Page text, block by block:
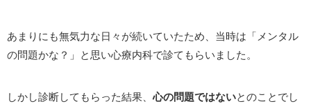
あまりにも無気力な日々が続いていたため、当時は「メンタル
の問題かな？」と思い心療内科で診てもらいました。
しかし診断してもらった結果、心の問題ではないとのことでし